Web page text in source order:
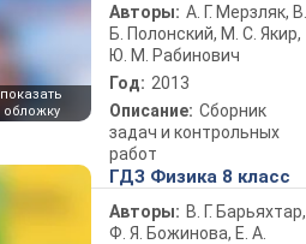
показать
обложку
Авторы: А. Г. Мерзляк, В.
Б. Полонский, М. С. Якир,
Ю. М. Рабинович
Год: 2013
Описание: Сборник
задач и контрольных
работ
ГДЗ Физика 8 класс
Авторы: В. Г. Барьяхтар,
Ф. Я. Божинова, Е. А.